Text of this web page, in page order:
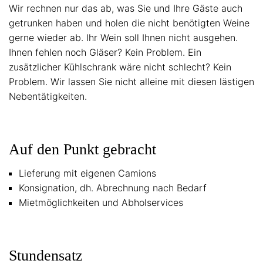
Wir rechnen nur das ab, was Sie und Ihre Gäste auch
getrunken haben und holen die nicht benötigten Weine
gerne wieder ab. Ihr Wein soll Ihnen nicht ausgehen.
Ihnen fehlen noch Gläser? Kein Problem. Ein
zusätzlicher Kühlschrank wäre nicht schlecht? Kein
Problem. Wir lassen Sie nicht alleine mit diesen lästigen
Nebentätigkeiten.
Auf den Punkt gebracht
Lieferung mit eigenen Camions
Konsignation, dh. Abrechnung nach Bedarf
Mietmöglichkeiten und Abholservices
Stundensatz